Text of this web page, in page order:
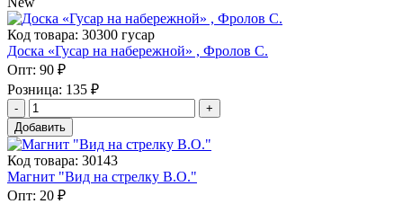
Код товара: 30300 гусар
Доска «Гусар на набережной» , Фролов С.
Опт: 90 ₽
Розница: 135 ₽
Добавить
Код товара: 30143
Магнит "Вид на стрелку В.О."
Опт: 20 ₽